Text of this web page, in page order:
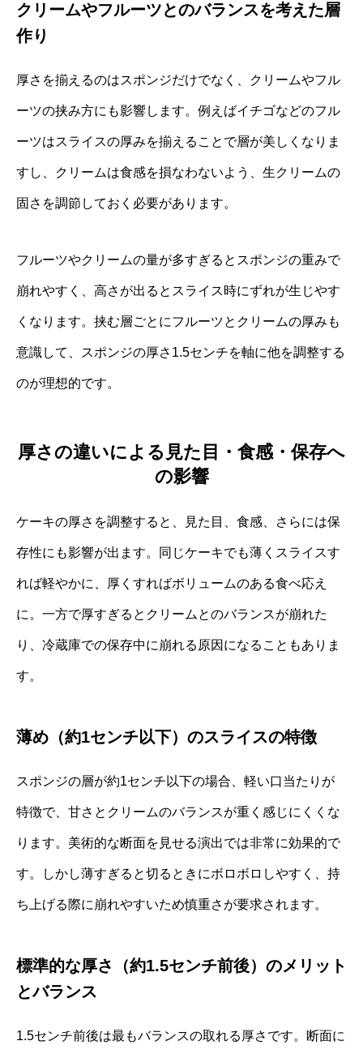
クリームやフルーツとのバランスを考えた層
作り
厚さを揃えるのはスポンジだけでなく、クリームやフル
ーツの挟み方にも影響します。例えばイチゴなどのフル
ーツはスライスの厚みを揃えることで層が美しくなりま
すし、クリームは食感を損なわないよう、生クリームの
固さを調節しておく必要があります。
フルーツやクリームの量が多すぎるとスポンジの重みで
崩れやすく、高さが出るとスライス時にずれが生じやす
くなります。挟む層ごとにフルーツとクリームの厚みも
意識して、スポンジの厚さ1.5センチを軸に他を調整する
のが理想的です。
厚さの違いによる見た目・食感・保存へ
の影響
ケーキの厚さを調整すると、見た目、食感、さらには保
存性にも影響が出ます。同じケーキでも薄くスライスす
れば軽やかに、厚くすればボリュームのある食べ応え
に。一方で厚すぎるとクリームとのバランスが崩れた
り、冷蔵庫での保存中に崩れる原因になることもありま
す。
薄め（約1センチ以下）のスライスの特徴
スポンジの層が約1センチ以下の場合、軽い口当たりが
特徴で、甘さとクリームのバランスが重く感じにくくな
ります。美術的な断面を見せる演出では非常に効果的で
す。しかし薄すぎると切るときにボロボロしやすく、持
ち上げる際に崩れやすいため慎重さが要求されます。
標準的な厚さ（約1.5センチ前後）のメリット
とバランス
1.5センチ前後は最もバランスの取れる厚さです。断面に